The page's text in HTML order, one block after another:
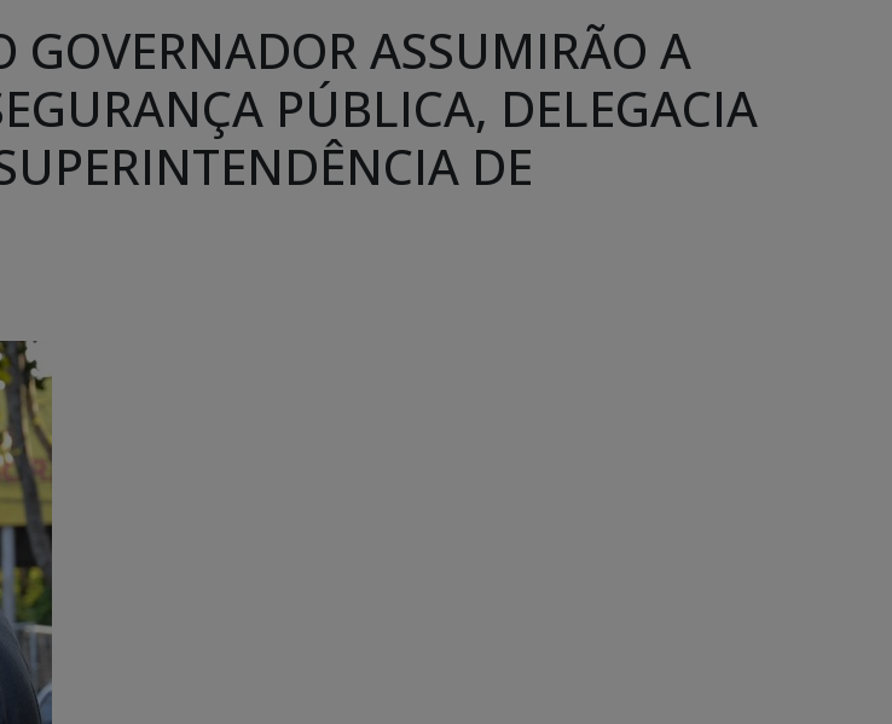
GOVERNADOR ASSUMIRÃO A
PÚBLICA, DELEGACIA
DE